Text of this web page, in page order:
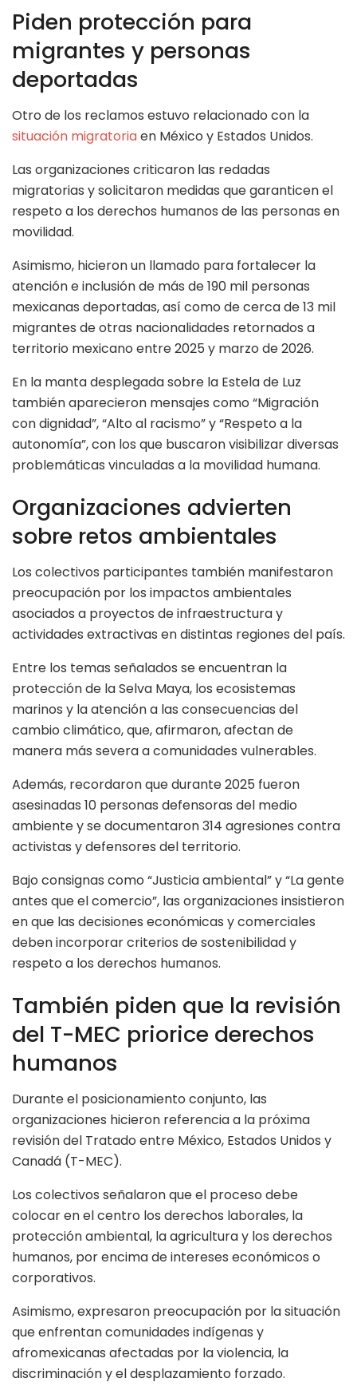
Piden protección para
migrantes y personas
deportadas
Otro de los reclamos estuvo relacionado con la
situación migratoriaen México y Estados Unidos.
Las organizaciones criticaron las redadas
migratorias y solicitaron medidas que garanticen el
respeto a los derechos humanos de las personas en
movilidad.
Asimismo, hicieron un llamado para fortalecer la
atención e inclusión de más de 190 mil personas
mexicanas deportadas, así como de cerca de 13 mil
migrantes de otras nacionalidades retornados a
territorio mexicano entre 2025 y marzo de 2026.
En la manta desplegada sobre la Estela de Luz
también aparecieron mensajes como “Migración
con dignidad”, “Alto al racismo” y “Respeto a la
autonomía”, con los que buscaron visibilizar diversas
problemáticas vinculadas a la movilidad humana.
Organizaciones advierten
sobre retos ambientales
Los colectivos participantes también manifestaron
preocupación por los impactos ambientales
asociados a proyectos de infraestructura y
actividades extractivas en distintas regiones del país.
Entre los temas señalados se encuentran la
protección de la Selva Maya, los ecosistemas
marinos y la atención a las consecuencias del
cambio climático, que, afirmaron, afectan de
manera más severa a comunidades vulnerables.
Además, recordaron que durante 2025 fueron
asesinadas 10 personas defensoras del medio
ambiente y se documentaron 314 agresiones contra
activistas y defensores del territorio.
Bajo consignas como “Justicia ambiental” y “La gente
antes que el comercio”, las organizaciones insistieron
en que las decisiones económicas y comerciales
deben incorporar criterios de sostenibilidad y
respeto a los derechos humanos.
También piden que la revisión
del T-MEC priorice derechos
humanos
Durante el posicionamiento conjunto, las
organizaciones hicieron referencia a la próxima
revisión del Tratado entre México, Estados Unidos y
Canadá (T-MEC).
Los colectivos señalaron que el proceso debe
colocar en el centro los derechos laborales, la
protección ambiental, la agricultura y los derechos
humanos, por encima de intereses económicos o
corporativos.
Asimismo, expresaron preocupación por la situación
que enfrentan comunidades indígenas y
afromexicanas afectadas por la violencia, la
discriminación y el desplazamiento forzado.